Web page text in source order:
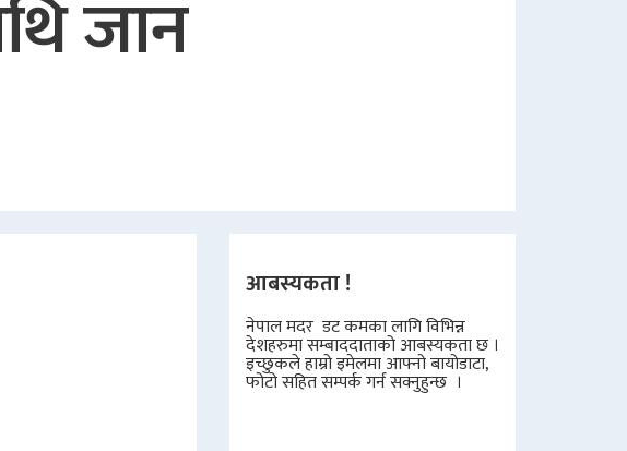
जान
आबस्यकता !
नेपाल मदर डट कमका लागि विभिन्न
देशहरुमा सम्बाददाताको आबस्यकता छ ।
इच्छुकले हाम्रो इमेलमा आफ्नो बायोडाटा,
फोटो सहित सम्पर्क गर्न सक्नुहुन्छ ।